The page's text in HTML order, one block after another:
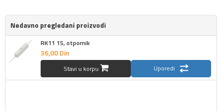
Nedavno pregledani proizvodi
RK11 15, otpornik
36,00Din
Stavi u korpu Uporedi